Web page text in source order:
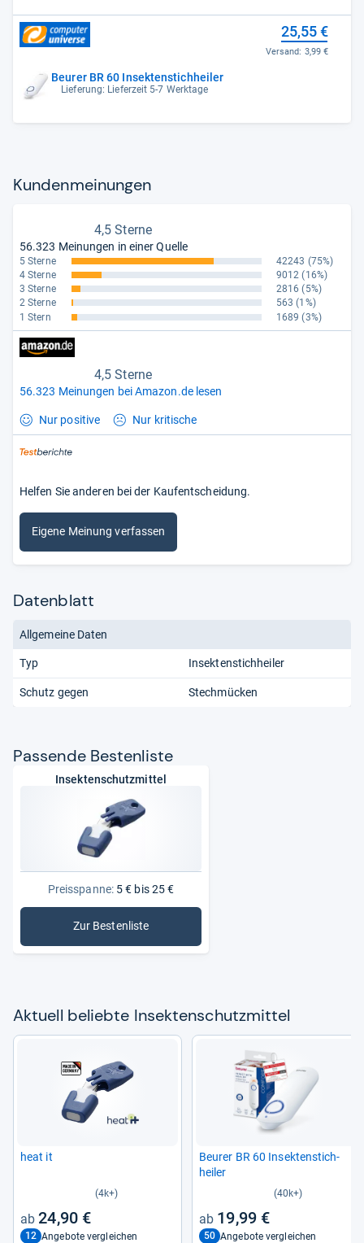
Beurer BR 60 Insektenstichheiler
Lieferung: Lieferzeit 5-7 Werktage
25,55 €
Versand: 3,99 €
Kun­den­mei­nun­gen
4,5 Sterne
56.323 Meinungen in einer Quelle
5 Sterne 42243 (75%)
4 Sterne
9012 (16%)
3 Sterne
2816 (5%)
2 Sterne
563 (1%)
1 Stern
1689 (3%)
4,5 Sterne
56.323 Meinungen bei Amazon.de lesen
Nur positive Nur kritische
Helfen Sie anderen bei der Kaufentscheidung.
Eigene Meinung verfassen
Datenblatt
Allgemeine Daten
Typ Insektenstichheiler
Schutz gegen Stechmücken
Pas­sende Bes­ten­liste
Insektenschutzmittel
Preisspanne:5 € bis 25 €
Zur Bestenliste: Insektenschutzmittel
Aktu­ell beliebte Insek­ten­schutz­mit­tel
heat it
(4k+)
24,90 €
12 Angebote vergleichen
Beu­rer BR 60 Insek­ten­stich­
hei­ler
(40k+)
19,99 €
50 Angebote vergleichen